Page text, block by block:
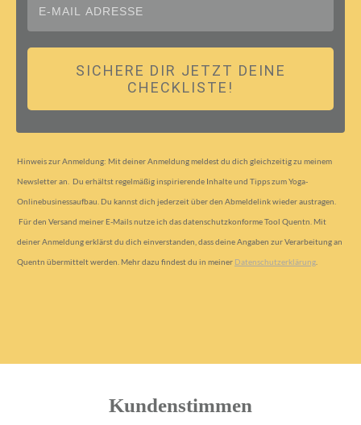
SICHERE DIR JETZT DEINE
CHECKLISTE!
Hinweis zur Anmeldung: Mit deiner Anmeldung meldest du dich gleichzeitig zu meinem
Newsletter an. Du erhältst regelmäßig inspirierende Inhalte und Tipps zum Yoga-
Onlinebusinessaufbau. Du kannst dich jederzeit über den Abmeldelink wieder austragen.
Für den Versand meiner E-Mails nutze ich das datenschutzkonforme Tool Quentn. Mit
deiner Anmeldung erklärst du dich einverstanden, dass deine Angaben zur Verarbeitung an
Quentn übermittelt werden. Mehr dazu findest du in meiner Datenschutzerklärung
Kundenstimmen